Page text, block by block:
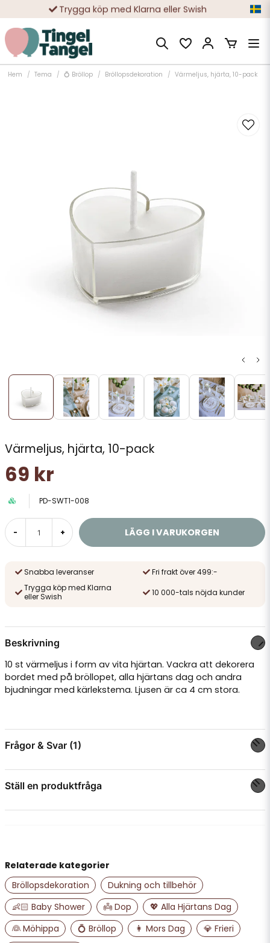
Trygga köp med Klarna eller Swish
10 000-tals nöjda kunder
Hem Tema 💍 Bröllop Bröllopsdekoration Värmeljus, hjärta, 10-pack
Värmeljus, hjärta, 10-pack
69 kr
PD-SWT1-008
- + LÄGG I VARUKORGEN
Snabba leveranser
Fri frakt över 499:-
Trygga köp med Klarna
eller Swish
10 000-tals nöjda kunder
Beskrivning
10 st värmeljus i form av vita hjärtan. Vackra att dekorera
bordet med på bröllopet, alla hjärtans dag och andra
bjudningar med kärlekstema. Ljusen är ca 4 cm stora.
Frågor & Svar (1)
Alexandra Andersson frågade
Ställ en produktfråga
name
Namn
email
Mejladress
Relaterade kategorier
Bröllopsdekoration
Dukning och tillbehör
👶🏻 Baby Shower
👼 Dop
💖 Alla Hjärtans Dag
👰 Möhippa
💍 Bröllop 👩 Mors Dag
💎 Frieri